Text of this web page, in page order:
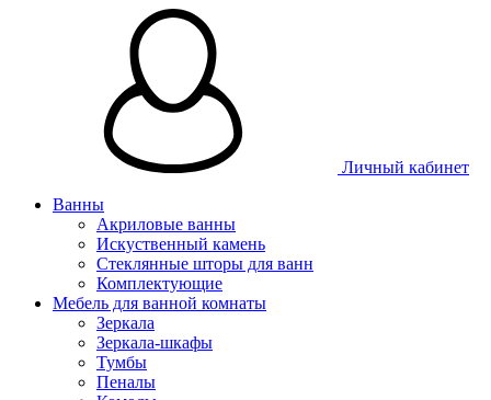
Личный кабинет
Ванны
Акриловые ванны
Искуственный камень
Стеклянные шторы для ванн
Комплектующие
Мебель для ванной комнаты
Зеркала
Зеркала-шкафы
Тумбы
Пеналы